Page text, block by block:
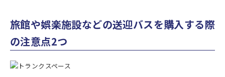
旅館や娯楽施設などの送迎バスを購入する際
の注意点2つ